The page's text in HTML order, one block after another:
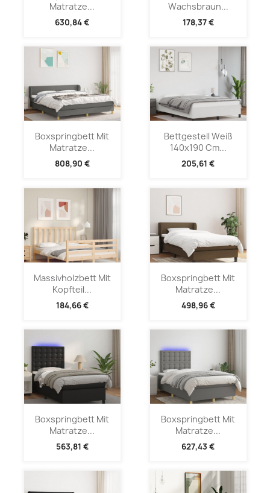
Matratze...
630,84 €
Wachsbraun...
178,37 €
Boxspringbett Mit
Matratze...
808,90 €
Bettgestell Weiß
140x190 Cm...
205,61 €
Massivholzbett Mit
Kopfteil...
184,66 €
Boxspringbett Mit
Matratze...
498,96 €
Boxspringbett Mit
Matratze...
563,81 €
Boxspringbett Mit
Matratze...
627,43 €